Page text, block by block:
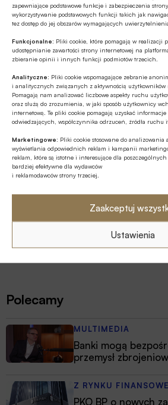
zapewniające podstawowe funkcje i zabezpieczenia
wykorzystywanie podstawowych funkcji takich jak
tez dostęp do jej obszarów wymagających
Funkcjonalne: Pliki cookie, które pomagają w realizacji
udostępnianie zawartości strony internetowej na
zbieranie opinii i innych funkcji podmiotów trzecich.
Analityczne: Pliki cookie wspomagające zebranie
i analitycznych związanych z aktywnością użytkowników
Pomagają nam analizować liczbowe aspekty ruchu
oraz służą do zrozumienia, w jaki sposób użytkownicy
internetową. Te pliki cookie pomagają uzyskać
odwiedzających, współczynnika odrzuceń, źródła ruchu
Marketingowe: Pliki cookie stosowane do analizowania
wyświetlania odpowiednich reklam i kampanii
reklam, które są istotne i interesujące dla
bardziej efektywne dla wydawców
i reklamodawców strony trzeciej.
Zaakceptuj
Ustawienia
Udostępnij
Tagi
Assistance Europ Assistance
Polecamy
MULTIMEDIA
Banki mogą
przemysł
Z RYNKU
PKO BP o nowych